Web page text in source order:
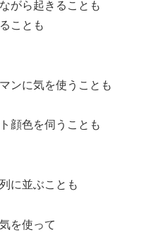
がら起きることも
ことも
ンに気を使うことも
顔色を伺うことも
に並ぶことも
を使って